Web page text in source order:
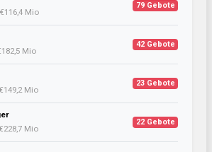
Mio
79 Gebote
Mio
42 Gebote
Mio
23 Gebote
Mio
22 Gebote